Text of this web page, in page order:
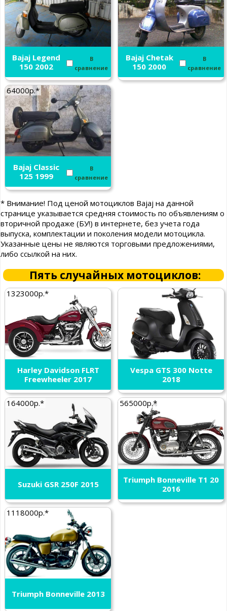
Bajaj Legend
150 2002
В
сравнение
Bajaj Chetak
150 2000
В
сравнение
64000р.*
Bajaj Classic
125 1999
В
сравнение
* Внимание! Под ценой мотоциклов Bajaj на данной
странице указывается средняя стоимость по объявлениям о
вторичной продаже (БУ!) в интернете, без учета года
выпуска, комплектации и поколения модели мотоцикла.
Указанные цены не являются торговыми предложениями,
либо ссылкой на них.
Пять случайных мотоциклов:
1323000р.*
Harley Davidson FLRT
Freewheeler 2017
Vespa GTS 300 Notte
2018
164000р.*
Suzuki GSR 250F 2015
565000р.*
Triumph Bonneville T1 20
2016
1118000р.*
Triumph Bonneville 2013